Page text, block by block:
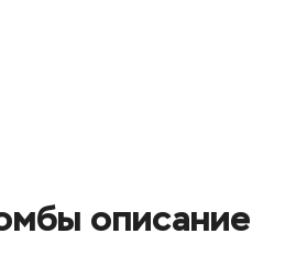
описание